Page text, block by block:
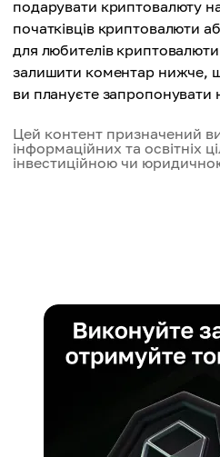
подарувати криптовалюту
початківців криптовалюти
для любителів
залишити коментар нижче,
ви плануєте запропонувати
Цей контент призначений
інформаційних та освітніх
інвестиційною чи